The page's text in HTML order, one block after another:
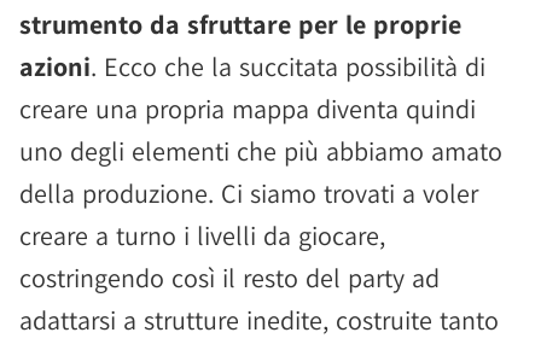
strumento da sfruttare per le proprie
azioni. Ecco che la succitata possibilità di
creare una propria mappa diventa quindi
uno degli elementi che più abbiamo amato
della produzione. Ci siamo trovati a voler
creare a turno i livelli da giocare,
costringendo così il resto del party ad
adattarsi a strutture inedite, costruite tanto